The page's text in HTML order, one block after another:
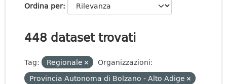
Ordina per
448 dataset trovati
Tag: Regionale
Organizzazioni:
Provincia Autonoma di Bolzano - Alto Adige